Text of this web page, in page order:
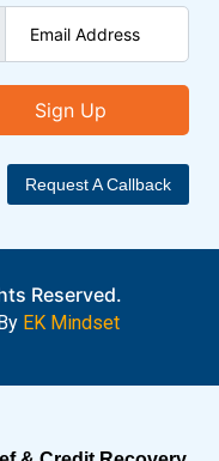
Sign Up
Request A Callback
Reserved.
EK Mindset